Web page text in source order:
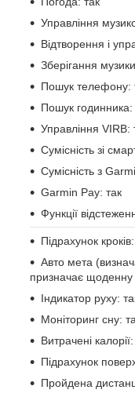
Управління
Відтворення і
Зберігання
Пошук телефону:
Пошук годинника:
Управління VIRB:
Сумісність зі
Сумісність з
Garmin Pay: так
Функції
Підрахунок
Авто мета
призначає щоденну
Індикатор руху:
Моніторинг сну:
Витрачені
Підрахунок
Пройдена